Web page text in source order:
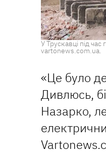
У Трускавці під
vartonews.com.ua.
«Це було
Дивлюсь,
Назарко,